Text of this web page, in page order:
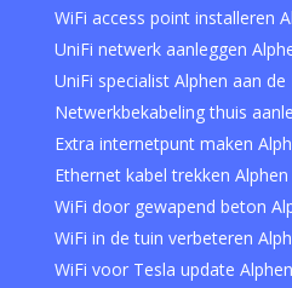
WiFi access point installeren
UniFi netwerk aanleggen
UniFi specialist Alphen aan de
Netwerkbekabeling thuis
Extra internetpunt maken
Ethernet kabel trekken
WiFi door gewapend beton
WiFi in de tuin verbeteren
WiFi voor Tesla update